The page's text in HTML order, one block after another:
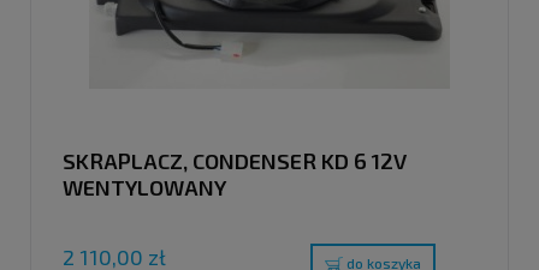
SKRAPLACZ, CONDENSER KD 6 12V
WENTYLOWANY
2 110,00 zł do koszyka